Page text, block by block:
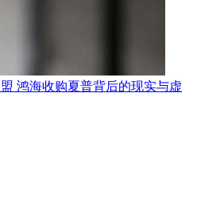
鸿海收购夏普背后的现实与虚